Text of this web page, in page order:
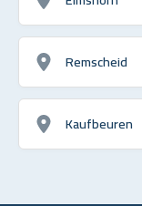
Remscheid
Kaufbeuren